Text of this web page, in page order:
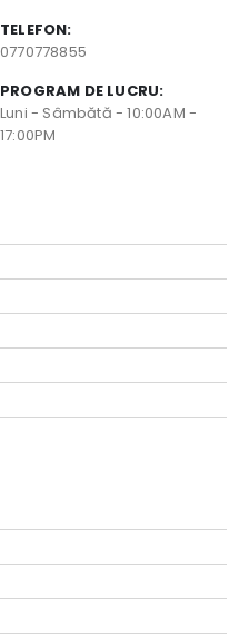
TELEFON:
0770778855
PROGRAM DE LUCRU:
Luni - Sâmbătă - 10:00AM -
17:00PM